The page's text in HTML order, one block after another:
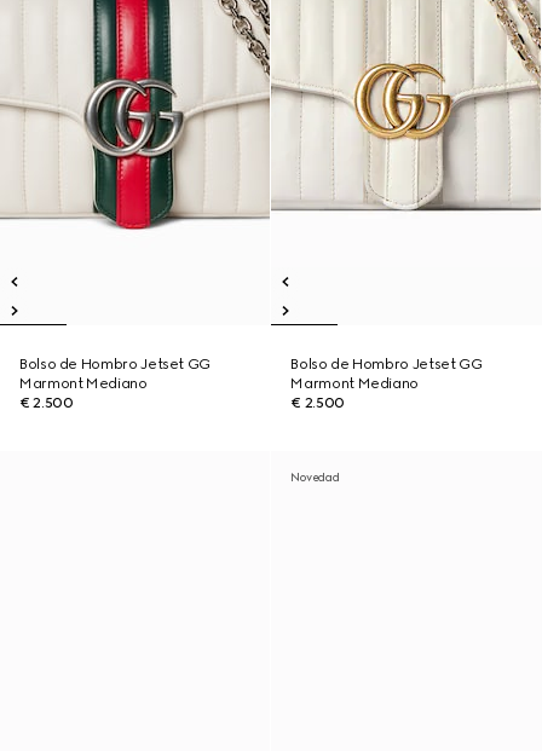
Bolso de Hombro Jetset GG
Marmont Mediano
€ 2.500
Bolso de Hombro Jetset GG
Marmont Mediano
€ 2.500
Novedad